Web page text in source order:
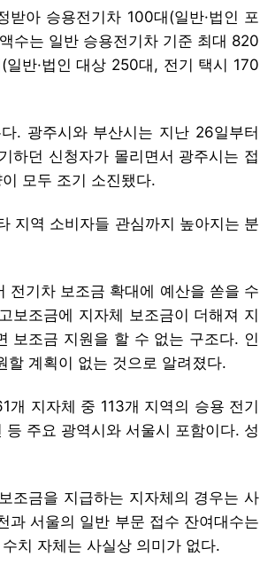
아 승용전기차 100대(일반·법인 포
수는 일반 승용전기차 기준 최대 820
반·법인 대상 250대, 전기 택시 170
. 광주시와 부산시는 지난 26일부터
하던 신청자가 몰리면서 광주시는 접
모두 조기 소진됐다.
지역 소비자들 관심까지 높아지는 분
전기차 보조금 확대에 예산을 쏟을 수
보조금에 지자체 보조금이 더해져 지
보조금 지원을 할 수 없는 구조다. 인
할 계획이 없는 것으로 알려졌다.
개 지자체 중 113개 지역의 승용 전기
주요 광역시와 서울시 포함이다. 성
조금을 지급하는 지자체의 경우는 사
과 서울의 일반 부문 접수 잔여대수는
치 자체는 사실상 의미가 없다.